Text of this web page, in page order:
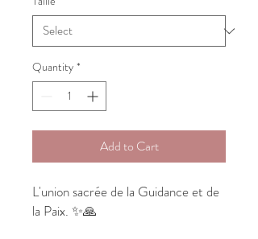
Quantity *
Add to Cart
L'union sacrée de la Guidance et de
la Paix. ✨🙏